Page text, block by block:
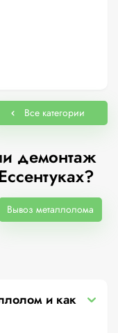
Все категории
демонтаж
Вывоз металлолома
и как